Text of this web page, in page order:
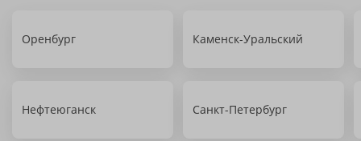
Оренбург Каменск-Уральский
Нефтеюганск Санкт-Петербург